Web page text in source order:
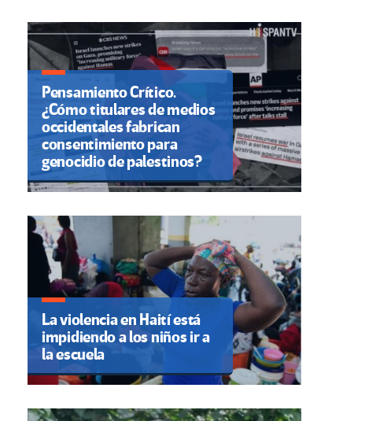
Pensamiento Crítico.
¿Cómo titulares de medios
occidentales fabrican
consentimiento para
genocidio de palestinos?
La violencia en Haití está
impidiendo a los niños ir a
la escuela